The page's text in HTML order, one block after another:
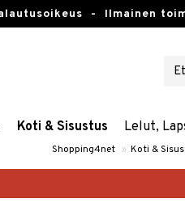
- Ilmainen
Koti & Sisustus Lelut,
Shopping4net » Koti &